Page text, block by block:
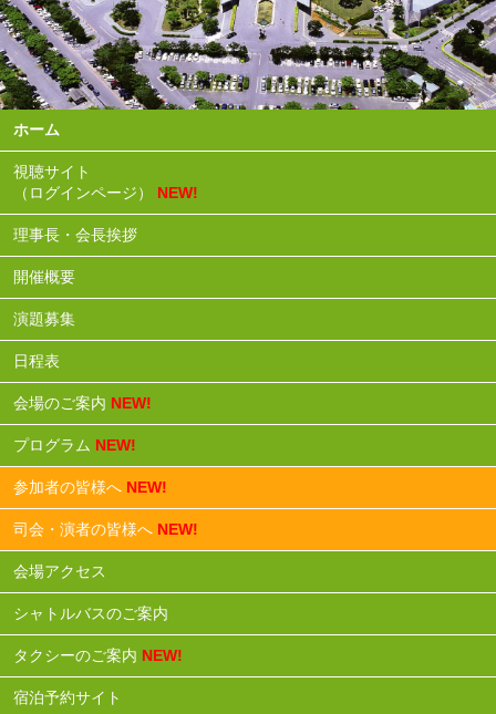
ホーム
視聴サイト
（ログインページ） NEW!
理事長・会長挨拶
開催概要
演題募集
日程表
会場のご案内 NEW!
プログラム NEW!
参加者の皆様へ NEW!
司会・演者の皆様へ NEW!
会場アクセス
シャトルバスのご案内
タクシーのご案内 NEW!
宿泊予約サイト